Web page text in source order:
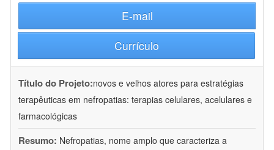
E-mail
Currículo
Título do Projeto:novos e velhos atores para estratégias
terapêuticas em nefropatias: terapias celulares, acelulares e
farmacológicas
Resumo: Nefropatias, nome amplo que caracteriza a